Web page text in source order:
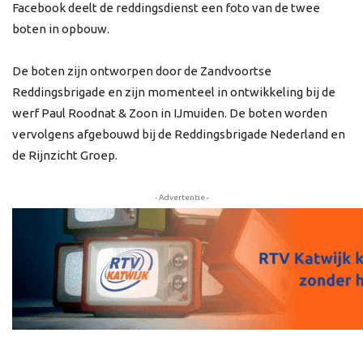
Facebook deelt de reddingsdienst een foto van de twee
boten in opbouw.
De boten zijn ontworpen door de Zandvoortse
Reddingsbrigade en zijn momenteel in ontwikkeling bij de
werf Paul Roodnat & Zoon in IJmuiden. De boten worden
vervolgens afgebouwd bij de Reddingsbrigade Nederland en
de Rijnzicht Groep.
- Advertentie -